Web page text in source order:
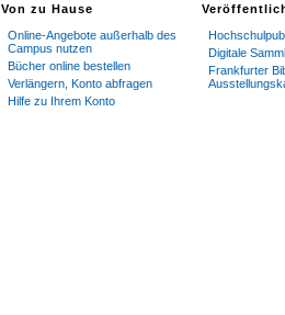
Von zu Hause
Online-Angebote außerhalb des
Campus nutzen
Bücher online bestellen
Verlängern, Konto abfragen
Hilfe zu Ihrem Konto
Digitale
Frankfurter